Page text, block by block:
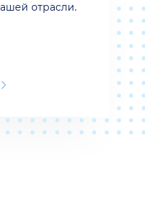
отрасли.